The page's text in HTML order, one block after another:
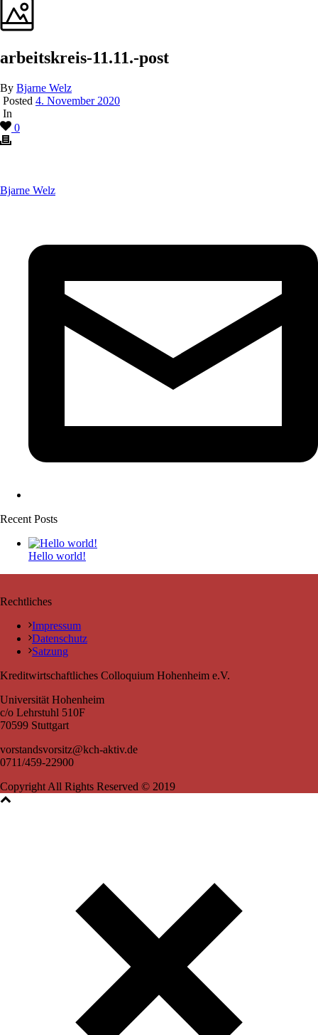
arbeitskreis-11.11.-post
By Bjarne Welz
Posted 4. November 2020
In
0
Bjarne Welz
Recent Posts
Hello world!
Rechtliches
Impressum
Datenschutz
Satzung
Kreditwirtschaftliches Colloquium Hohenheim e.V.
Universität Hohenheim
c/o Lehrstuhl 510F
70599 Stuttgart
vorstandsvorsitz@kch-aktiv.de
0711/459-22900
Copyright All Rights Reserved © 2019